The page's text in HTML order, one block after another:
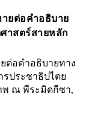
ยต่อคำอธิบาย
าสตร์สายหลัก
ต่อคำอธิบายทาง
ประชาธิปไตย
พ ณ พีระมิดกีซา,